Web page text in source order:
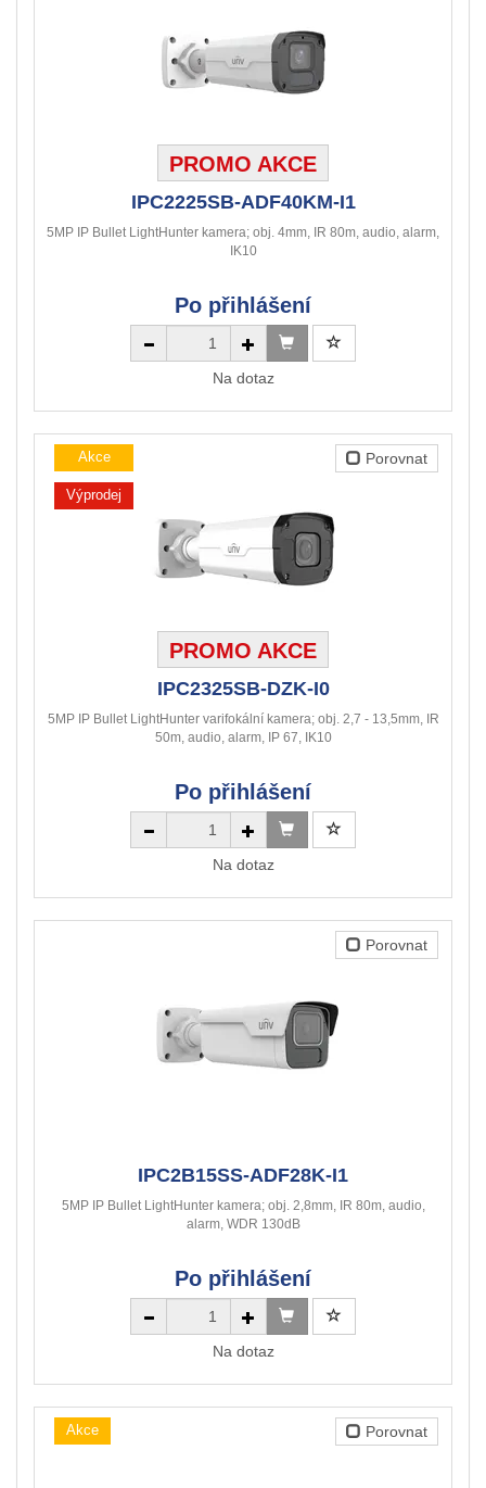
PROMO AKCE
IPC2225SB-ADF40KM-I1
5MP IP Bullet LightHunter kamera; obj. 4mm, IR 80m, audio, alarm,
IK10
Po přihlášení
Na dotaz
Akce
Výprodej
Porovnat
PROMO AKCE
IPC2325SB-DZK-I0
5MP IP Bullet LightHunter varifokální kamera; obj. 2,7 - 13,5mm, IR
50m, audio, alarm, IP 67, IK10
Po přihlášení
Na dotaz
Porovnat
IPC2B15SS-ADF28K-I1
5MP IP Bullet LightHunter kamera; obj. 2,8mm, IR 80m, audio,
alarm, WDR 130dB
Po přihlášení
Na dotaz
Akce Porovnat